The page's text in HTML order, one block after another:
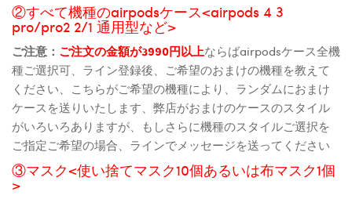
②すべて機種のairpodsケース<airpods 4 3
pro/pro2 2/1 通用型など>
ご注意： ご注文の金額が3990円以上ならばairpodsケース全機
種ご選択可、ライン登録後、ご希望のおまけの機種を教えて
ください、こちらがご希望の機種により、ランダムにおまけ
ケースを送りいたします、弊店がおまけのケースのスタイル
がいろいろありますが、もしさらに機種のスタイルご選択を
ご指定ご希望の場合、ラインでメッセージを送ってください
③マスク<使い捨てマスク10個あるいは布マスク1個
>